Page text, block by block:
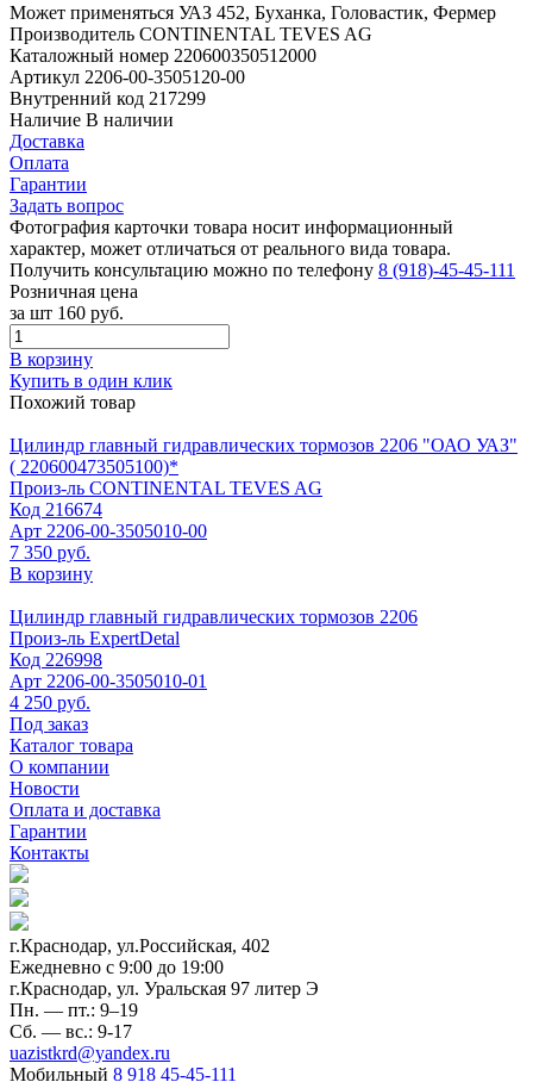
Может применяться УАЗ 452, Буханка, Головастик, Фермер
Производитель CONTINENTAL TEVES AG
Каталожный номер 220600350512000
Артикул 2206-00-3505120-00
Внутренний код 217299
Наличие В наличии
Доставка
Оплата
Гарантии
Задать вопрос
Фотография карточки товара носит информационный
характер, может отличаться от реального вида товара.
Получить консультацию можно по телефону 8 (918)-45-45-111
Розничная цена
за шт 160 руб.
В корзину
Купить в один клик
Похожий товар
Цилиндр главный гидравлических тормозов 2206 "ОАО УАЗ"
( 220600473505100)*
Произ-ль CONTINENTAL TEVES AG
Код 216674
Арт 2206-00-3505010-00
7 350 руб.
В корзину
Цилиндр главный гидравлических тормозов 2206
Произ-ль ExpertDetal
Код 226998
Арт 2206-00-3505010-01
4 250 руб.
Под заказ
Каталог товара
О компании
Новости
Оплата и доставка
Гарантии
Контакты
г.Краснодар, ул.Российская, 402
Ежедневно c 9:00 до 19:00
г.Краснодар, ул. Уральская 97 литер Э
Пн. — пт.: 9–19
Сб. — вс.: 9-17
uazistkrd@yandex.ru
Мобильный 8 918 45-45-111